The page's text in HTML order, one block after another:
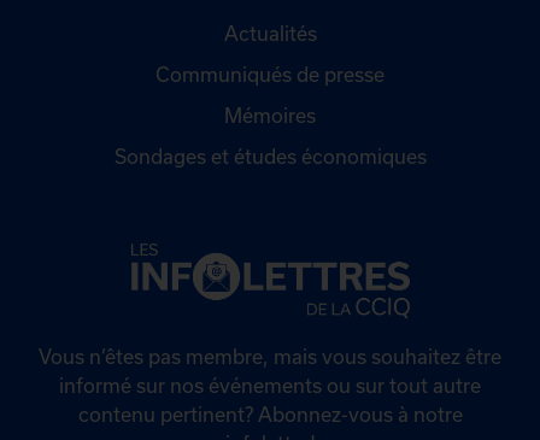
Actualités
Communiqués de presse
Mémoires
Sondages et études économiques
Vous n’êtes pas membre, mais vous souhaitez être
informé sur nos événements ou sur tout autre
contenu pertinent? Abonnez-vous à notre